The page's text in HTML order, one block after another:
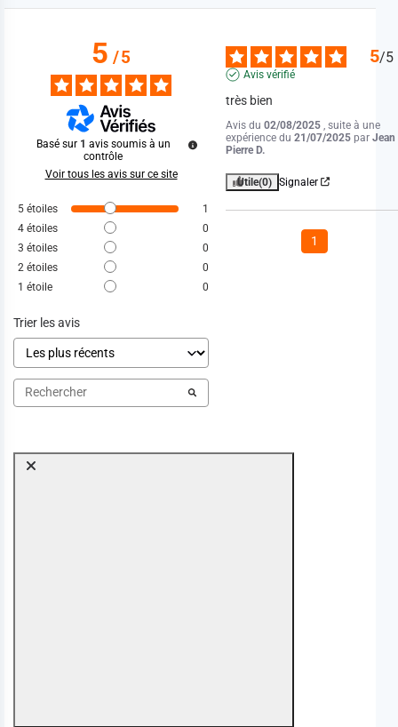
5/5
Basé sur 1 avis soumis à un
contrôle
Voir tous les avis sur ce site
5 étoiles
1
4 étoiles
0
3 étoiles
0
2 étoiles
0
1 étoile 0
Trier les avis
5/5
Avis vérifié
très bien
Avis du02/08/2025 , suite à une
expérience du21/07/2025 parJean
Pierre D.
Utile(0) Signaler
1